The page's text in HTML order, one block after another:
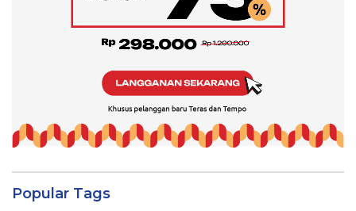
Popular Tags